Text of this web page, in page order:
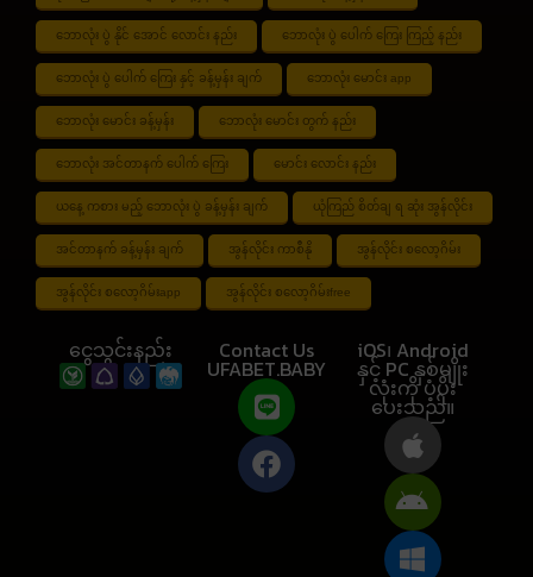
ဘောလုံး ပွဲ နိုင် အောင် လောင်း နည်း ဘောလုံး ပွဲ ပေါက် ကြေး ကြည့် နည်း
ဘောလုံး ပွဲ ပေါက် ကြေး နှင့် ခန့်မှန်း ချက် ဘောလုံး မောင်း app
ဘောလုံး မောင်း ခန့်မှန်း ဘောလုံး မောင်း တွက် နည်း
ဘောလုံး အင်တာနက် ပေါက် ကြေး မောင်း လောင်း နည်း
ယနေ့ ကစား မည့် ဘောလုံး ပွဲ ခန့်မှန်း ချက် ယုံကြည် စိတ်ချ ရ ဆုံး အွန်လိုင်း
အင်တာနက် ခန့်မှန်း ချက် အွန်လိုင်း ကာစီနို အွန်လိုင်း စလော့ဂိမ်း
အွန်လိုင်း စလော့ဂိမ်းapp အွန်လိုင်း စလော့ဂိမ်းfree
ငွေသွင်းနည်း Contact Us
UFABET.BABY
iOS၊ Android
နှင့် PC နှစ်မျိုး
လုံးကို ပံ့ပိုး
ပေးသည်။